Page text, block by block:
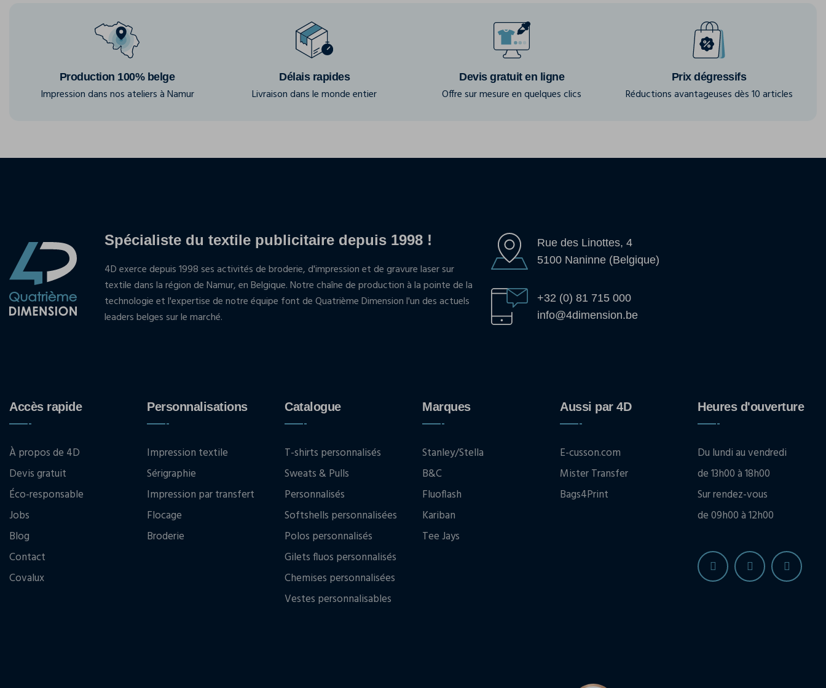
Production 100% belge
Impression dans nos ateliers à Namur
Délais rapides
Livraison dans le monde entier
Devis gratuit en ligne
Offre sur mesure en quelques clics
Prix dégressifs
Réductions avantageuses dès 10 articles
Spécialiste du textile publicitaire depuis 1998 !
4D exerce depuis 1998 ses activités de broderie, d'impression et de gravure laser sur
textile dans la région de Namur, en Belgique. Notre chaîne de production à la pointe de la
technologie et l'expertise de notre équipe font de Quatrième Dimension l'un des actuels
leaders belges sur le marché.
Rue des Linottes, 4
5100 Naninne (Belgique)
+32 (0) 81 715 000
info@4dimension.be
Accès rapide
À propos de 4D
Devis gratuit
Éco-responsable
Jobs
Blog
Contact
Covalux
Personnalisations
Impression textile
Sérigraphie
Impression par transfert
Flocage
Broderie
Catalogue
T-shirts personnalisés
Sweats & Pulls
Personnalisés
Softshells personnalisées
Polos personnalisés
Gilets fluos personnalisés
Chemises personnalisées
Vestes personnalisables
Marques
Stanley/Stella
B&C
Fluoflash
Kariban
Tee Jays
Aussi par 4D
E-cusson.com
Mister Transfer
Bags4Print
Heures d'ouverture
Du lundi au vendredi
de 13h00 à 18h00
Sur rendez-vous
de 09h00 à 12h00